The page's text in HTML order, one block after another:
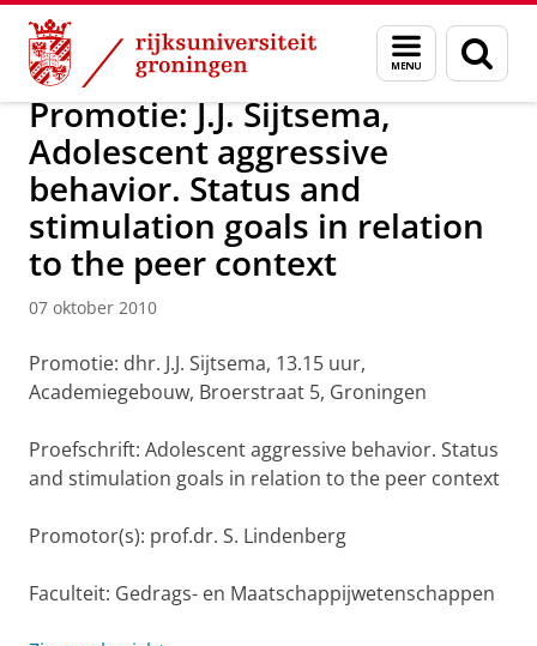
Skip
Content
Skip
Navigation
Menu
en
zoeken
Over ons Actueel Nieuws Nieuwsberichten
Promotie: J.J. Sijtsema,
Adolescent aggressive
behavior. Status and
stimulation goals in relation
to the peer context
07 oktober 2010
Promotie: dhr. J.J. Sijtsema, 13.15 uur,
Academiegebouw, Broerstraat 5, Groningen
Proefschrift: Adolescent aggressive behavior. Status
and stimulation goals in relation to the peer context
Promotor(s): prof.dr. S. Lindenberg
Faculteit: Gedrags- en Maatschappijwetenschappen